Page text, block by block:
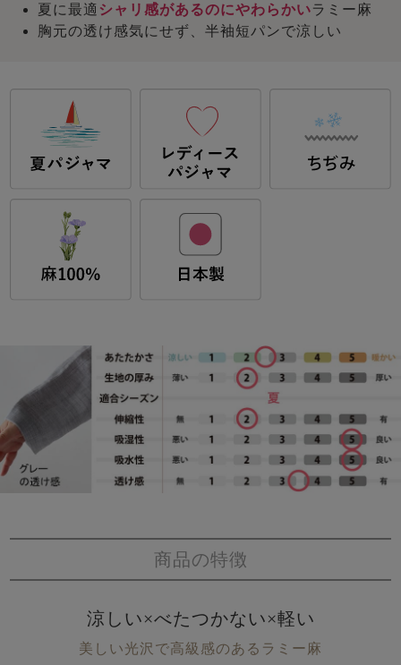
夏に最適 シャリ感があるのにやわらかいラミー麻
胸元の透け感気にせず、半袖短パンで涼しい
商品の特徴
涼しい×べたつかない×軽い
美しい光沢で高級感のあるラミー麻